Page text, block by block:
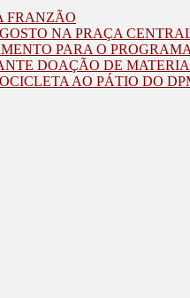
FRANZÃO
NA PRAÇA
PARA O
DOAÇÃO DE
AO PÁTIO DO